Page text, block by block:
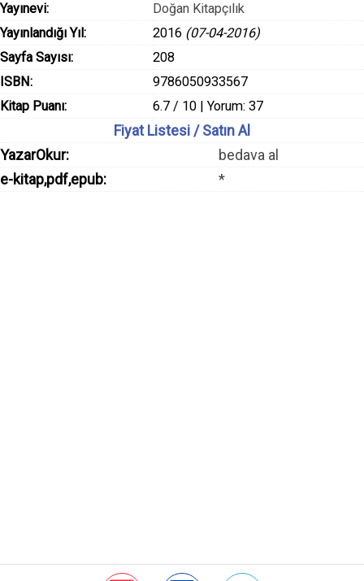
Yayınevi:
Doğan Kitapçılık
Yayınlandığı Yıl:
2016 (07-04-2016)
Sayfa Sayısı:
208
ISBN:
9786050933567
Kitap Puanı:
6.7 / 10 | Yorum: 37
Fiyat Listesi / Satın Al
YazarOkur:
bedava al
e-kitap,pdf,epub:
*